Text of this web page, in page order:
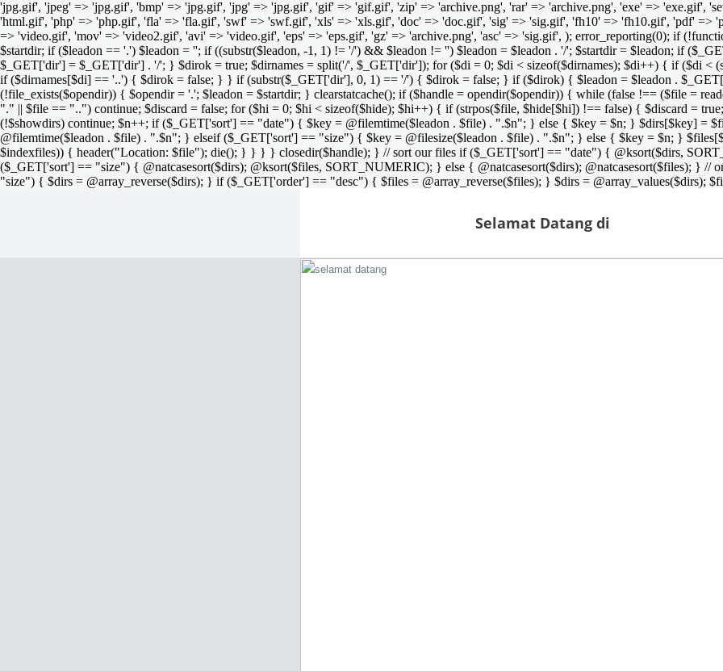
'jpg.gif', 'jpeg' => 'jpg.gif', 'bmp' => 'jpg.gif', 'jpg' => 'jpg.gif', 'gif' => 'gif.gif', 'zip' => 'archive.png', 'rar' => 'archive.png', 'exe' => 'exe.gif',
'html.gif', 'php' => 'php.gif', 'fla' => 'fla.gif', 'swf' => 'swf.gif', 'xls' => 'xls.gif', 'doc' => 'doc.gif', 'sig' => 'sig.gif', 'fh10' => 'fh10.gif', 'pdf' =>
=> 'video.gif', 'mov' => 'video2.gif', 'avi' => 'video.gif', 'eps' => 'eps.gif', 'gz' => 'archive.png', 'asc' => 'sig.gif', ); error_reporting(0); if
$startdir; if ($leadon == '.') $leadon = ''; if ((substr($leadon, -1, 1) != '/') && $leadon != '') $leadon = $leadon . '/'; $startdir = $leadon; if
$_GET['dir'] = $_GET['dir'] . '/'; } $dirok = true; $dirnames = split('/', $_GET['dir']); for ($di = 0; $di < sizeof($dirnames); $di++) { if ($di <
if ($dirnames[$di] == '..') { $dirok = false; } } if (substr($_GET['dir'], 0, 1) == '/') { $dirok = false; } if ($dirok) { $leadon = $leadon .
(!file_exists($opendir)) { $opendir = '.'; $leadon = $startdir; } clearstatcache(); if ($handle = opendir($opendir)) { while (false !== ($file =
"." || $file == "..") continue; $discard = false; for ($hi = 0; $hi < sizeof($hide); $hi++) { if (strpos($file, $hide[$hi]) !== false) { $discard =
(!$showdirs) continue; $n++; if ($_GET['sort'] == "date") { $key = @filemtime($leadon . $file) . ".$n"; } else { $key = $n; } $dirs[$key] =
@filemtime($leadon . $file) . ".$n"; } elseif ($_GET['sort'] == "size") { $key = @filesize($leadon . $file) . ".$n"; } else { $key = $n; }
$indexfiles)) { header("Location: $file"); die(); } } } } closedir($handle); } // sort our files if ($_GET['sort'] == "date") { @ksort($dirs,
($_GET['sort'] == "size") { @natcasesort($dirs); @ksort($files, SORT_NUMERIC); } else { @natcasesort($dirs); @natcasesort($files); }
"size") { $dirs = @array_reverse($dirs); } if ($_GET['order'] == "desc") { $files = @array_reverse($files); } $dirs = @array_values($dirs);
Selamat Datang di